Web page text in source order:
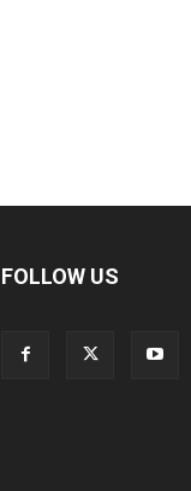
FOLLOW US